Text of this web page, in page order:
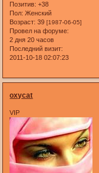
Позитив: +38
Пол: Женский
Возраст: 39[1987-06-05]
Провел на форуме:
2 дня 20 часов
Последний визит:
2011-10-18 02:07:23
oxycat
VIP